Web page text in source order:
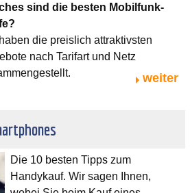
sind die besten Mobilfunk-
die preislich attraktivsten
nach Tarifart und Netz
weiter
Die 10 besten Tipps zum
Handykauf. Wir sagen Ihnen,